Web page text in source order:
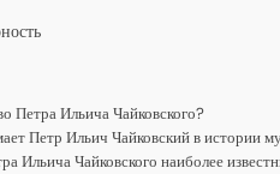
Петра Ильича Чайковского?
Петр Ильич Чайковский в истории
Ильича Чайковского наиболее